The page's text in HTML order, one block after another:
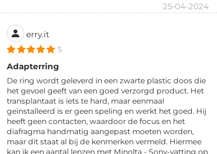
25-04-2024
erry.it
5
Adapterring
De ring wordt geleverd in een zwarte plastic doos die
het gevoel geeft van een goed verzorgd product. Het
transplantaat is iets te hard, maar eenmaal
geïnstalleerd is er geen speling en werkt het goed. Hij
heeft geen contacten, waardoor de focus en het
diafragma handmatig aangepast moeten worden,
maar dit staat al bij de kenmerken vermeld. Hiermee
kan ik een aantal lenzen met Minolta - Sony-vatting op